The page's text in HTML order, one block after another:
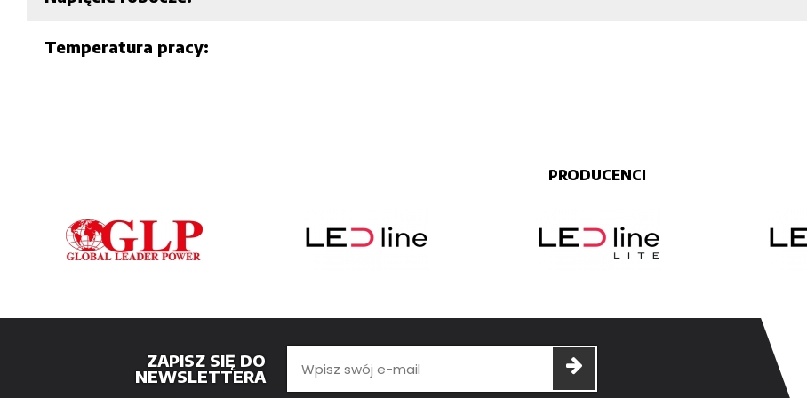
Temperatura pracy:
PRODUCENCI
ZAPISZ SIĘ DO
NEWSLETTERA